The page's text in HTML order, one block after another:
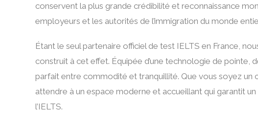
conservent la plus grande crédibilité et reconnaissance
employeurs et les autorités de l’immigration du monde
Étant le seul partenaire officiel de test IELTS en France,
construit à cet effet. Équipée d’une technologie de pointe,
parfait entre commodité et tranquillité. Que vous soyez un
attendre à un espace moderne et accueillant qui garantit
l’IELTS.